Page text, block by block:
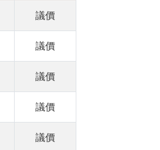
議價
議價
議價
議價
議價